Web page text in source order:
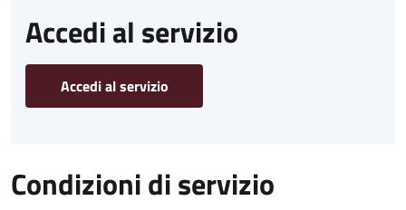
Accedi al servizio
Accedi al servizio
Condizioni di servizio